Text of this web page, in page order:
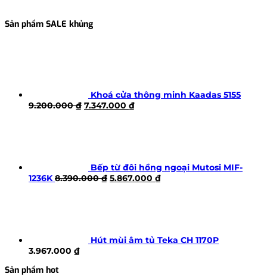
Sản phẩm SALE khủng
Khoá cửa thông minh Kaadas 5155
9.200.000₫ Giá
7.347.000 ₫Giá
Bếp từ đôi hồng ngoại Mutosi MIF-
1236K 8.390.000₫ Giá
5.867.000 ₫Giá
Hút mùi âm tủ Teka CH 1170P
3.967.000 ₫
Sản phẩm hot